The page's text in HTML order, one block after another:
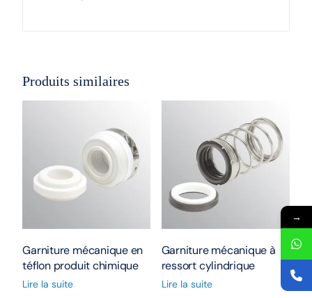
Produits similaires
Garniture mécanique en
téflon produit chimique
Lire la suite
Garniture mécanique à
ressort cylindrique
Lire la suite
→